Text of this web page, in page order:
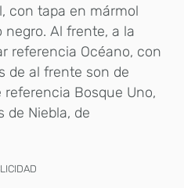
con tapa en mármol
negro. Al frente, a la
referencia Océano, con
de al frente son de
referencia Bosque Uno,
de Niebla, de